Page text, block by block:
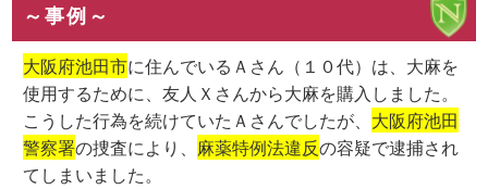
～事例～
大阪府池田市に住んでいるＡさん（１０代）は、大麻を
使用するために、友人Ｘさんから大麻を購入しました。
こうした行為を続けていたＡさんでしたが、 大阪府池田
警察署の捜査により、 麻薬特例法違反の容疑で逮捕され
てしまいました。